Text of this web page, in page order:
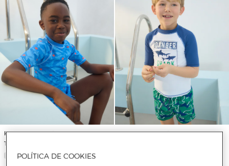
Kids El Corte Inglés
T-shirt de Banho UPF50+ Estampada
Kids El Corte Inglés
POLÍTICA DE COOKIES